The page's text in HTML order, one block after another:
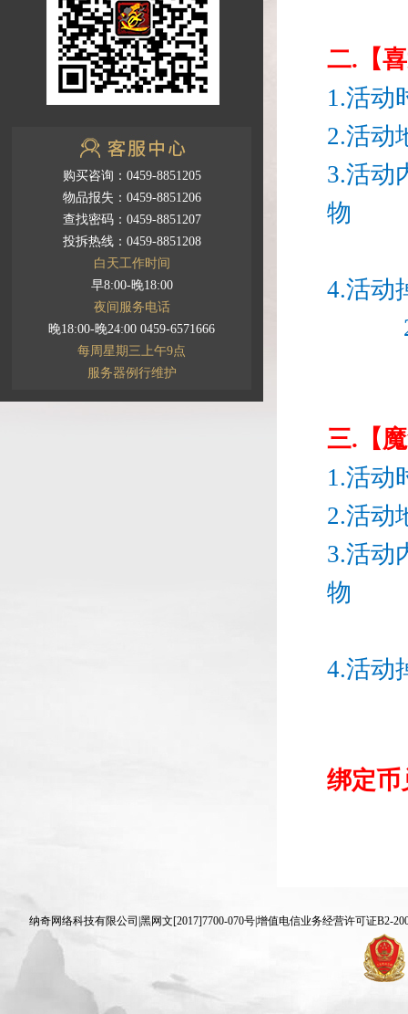
购买咨询：0459-8851205
物品报失：0459-8851206
查找密码：0459-8851207
投拆热线：0459-8851208
白天工作时间
早8:00-晚18:00
夜间服务电话
晚18:00-晚24:00 0459-6571666
每周星期三上午9点
服务器例行维护
二.【
1.活动
2.活动
3.活动
物
4.活动
2.黄
三.【
1.活动
2.活动
3.活动
物
4.活动
绑定币
纳奇网络科技有限公司|黑网文[2017]7700-070号|增值电信业务经营许可证B2-